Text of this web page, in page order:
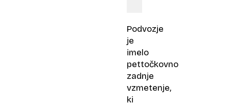
Podvozje
je
imelo
pettočkovno
zadnje
vzmetenje,
ki